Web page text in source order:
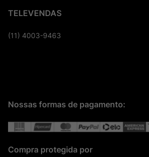
TELEVENDAS
(11) 4003-9463
Nossas formas de pagamento:
Compra protegida por